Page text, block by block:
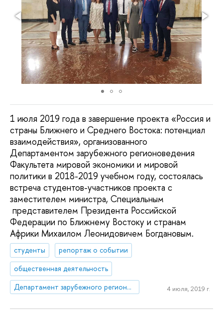
1 июля 2019 года в завершение проекта «Россия и
страны Ближнего и Среднего Востока: потенциал
взаимодействия», организованного
Департаментом зарубежного регионоведения
Факультета мировой экономики и мировой
политики в 2018-2019 учебном году, состоялась
встреча студентов-участников проекта с
заместителем министра, Специальным
представителем Президента Российской
Федерации по Ближнему Востоку и странам
Африки Михаилом Леонидовичем Богдановым.
студенты
репортаж о событии
общественная деятельность
Департамент зарубежного регионоведения
4 июля, 2019 г.